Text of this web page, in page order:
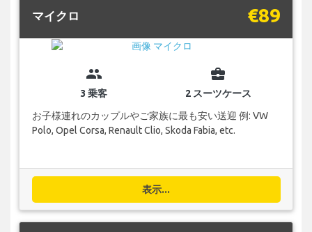
マイクロ €89
group
3 乗客
business_center
2 スーツケース
お子様連れのカップルやご家族に最も安い送迎 例: VW
Polo, Opel Corsa, Renault Clio, Skoda Fabia, etc.
表示...